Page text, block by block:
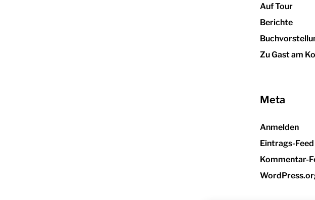
Auf Tour
Berichte
Zu Gast am
Meta
Anmelden
Eintrags-Feed
Kommentar-